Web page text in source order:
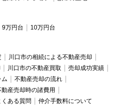
9万円台 10万円台
川口市の相続による不動産売却
川口市の不動産買取
売却成功実績
ム
不動産売却の流れ
動産売却時の諸費用
くある質問 仲介手数料について